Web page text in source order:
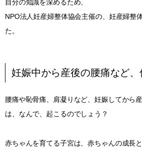
自分の知識を深めるため、
NPO法人妊産婦整体協会主催の、妊産婦整
た。
妊娠中から産後の腰痛など、
腰痛や恥骨痛、肩凝りなど、妊娠してから
は、なんで、起こるのでしょう？
赤ちゃんを育てる子宮は、赤ちゃんの成長